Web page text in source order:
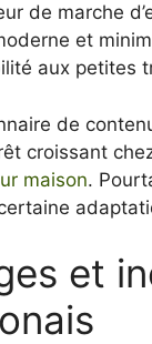
de marche
et
aux petites
de
croissant
maison.
et